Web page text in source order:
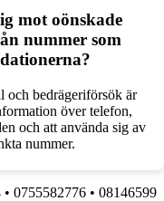
mot oönskade
nummer som
och bedrägeriförsök är
över telefon,
och att använda sig av
nummer.
• 0755582776 • 08146599